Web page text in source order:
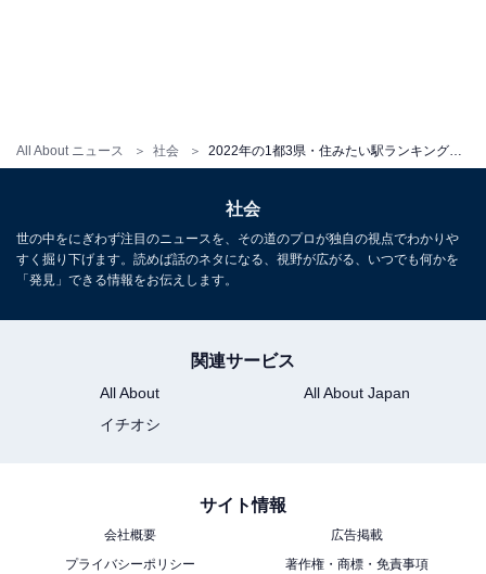
All About ニュース 社会
「本厚木」、2位「白金高輪」、1位は2年連続で…？
首都圏の「2022年 買って住みたい街」ランキング！ 3位
横浜、2位 白金高輪、3年連続の1位は……？
社会
世の中をにぎわず注目のニュースを、その道のプロが独自の視点でわかりや
すく掘り下げます。読めば話のネタになる、視野が広がる、いつでも何かを
「発見」できる情報をお伝えします。
関連サービス
All About
All About Japan
イチオシ
サイト情報
会社概要
広告掲載
プライバシーポリシー
著作権・商標・免責事項